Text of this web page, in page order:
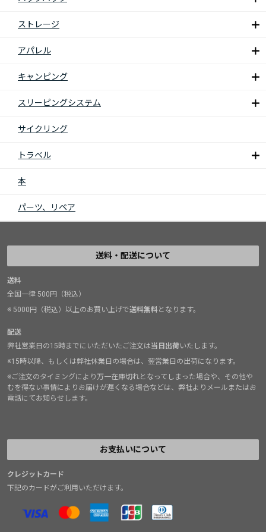
ストレージ
アパレル
キャンピング
スリーピングシステム
サイクリング
トラベル
本
パーツ、リペア
送料・配送について
送料
全国一律 500円（税込）
※ 5000円（税込）以上のお買い上げで送料無料となります。
配送
弊社営業日の15時までにいただいたご注文は当日出荷いたします。
※15時以降、もしくは弊社休業日の場合は、翌営業日の出荷になります。
※ご注文のタイミングにより万一在庫切れとなってしまった場合や、その他や
むを得ない事情によりお届けが遅くなる場合などは、弊社よりメールまたはお
電話にてお知らせします。
お支払いについて
クレジットカード
下記のカードがご利用いただけます。